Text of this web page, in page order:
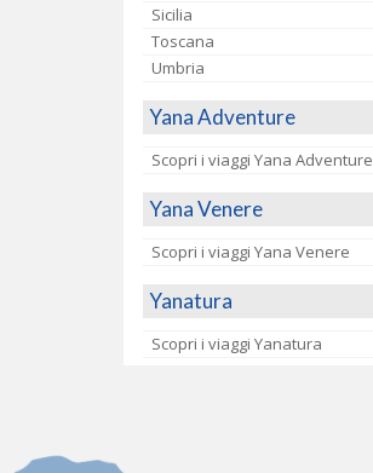
Sicilia
Toscana
Umbria
Yana Adventure
Scopri i viaggi Yana Adventure
Yana Venere
Scopri i viaggi Yana Venere
Yanatura
Scopri i viaggi Yanatura